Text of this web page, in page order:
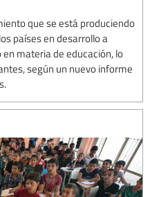
que se está produciendo
países en desarrollo a
materia de educación, lo
según un nuevo informe